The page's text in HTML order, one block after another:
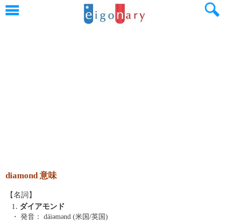
diamond 意味
【名詞】
1. ダイアモンド
・ 発音： dáiəmənd (米国/英国)